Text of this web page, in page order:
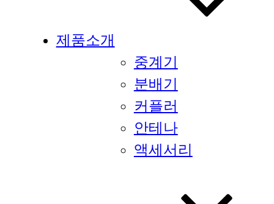
제품소개
중계기
분배기
커플러
안테나
액세서리